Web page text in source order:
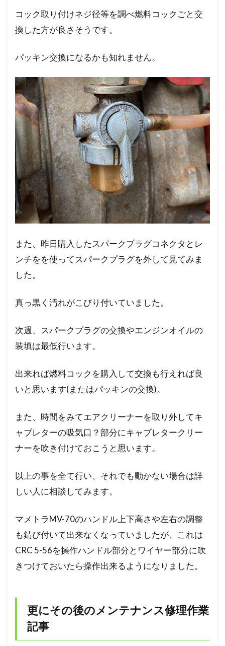
コック取り付けネジ径等を調べ燃料コックごと交
換した方が良さそうです。
パッキン交換になるかも知れません。
また、昨日購入したスパークプラグコネクタとレ
ンチをを使ってスパークプラグを外して見てみま
した。
真っ黒く汚れがこびり付いていました。
次週、スパークプラグの交換やエンジンオイルの
装填は最低行います。
出来れば燃料コックを購入して交換も行えれば良
いと思います(またはパッキンの交換)。
また、時間をみてエアクリーナーを取り外してキ
ャブレターの吸気口？部分にキャブレタークリー
ナーを吹き付けておこうと思います。
以上の事を全て行い、それでも動かない場合は詳
しい人に相談してみます。
マメトラMV-70のハンドル上下高さや左右の調整
も錆び付いて出来なくなっていましたが、これは
CRC 5-56を操作ハンドル部分とワイヤー部分に吹
きつけておいたら操作出来るようになりました。
更にその後のメンテナンス修理作業
記事